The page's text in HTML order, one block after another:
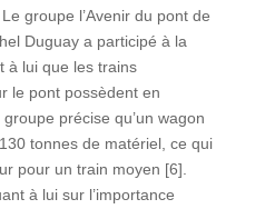
groupe l’Avenir du pont de
Duguay a participé à la
à lui que les trains
le pont possèdent en
précise qu’un wagon
tonnes de matériel, ce qui
pour un train moyen [6].
à lui sur l’importance